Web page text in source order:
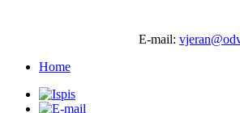
E-mail:
Home